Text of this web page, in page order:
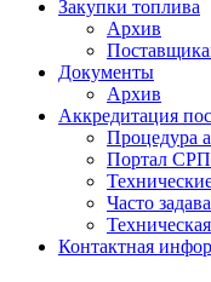
Закупки топлива
Архив
Документы
Архив
Аккредитация
Процедура
Портал СРП
Часто
Контактная